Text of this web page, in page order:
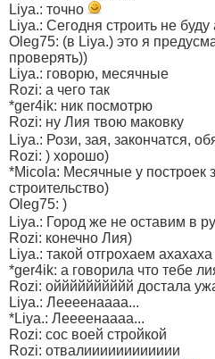
Liya.: точно
Liya.: Сегодня строить не буду
Oleg75: (в Liya.) это я
проверять))
Liya.: говорю, месячные
Rozi: а чего так
*ger4ik: ник посмотрю
Rozi: ну Лия твою маковку
Liya.: Рози, зая, закончатся,
Rozi: ) хорошо)
*Micola: Месячные у построек
строительство)
Oleg75: )
Liya.: Город же не оставим в
Rozi: конечно Лия)
Liya.: такой отгрохаем ахахаха
*ger4ik: а говорила что тебе
Rozi: ойййййййййй достала
Liya.: Леееенаааа...
*Liya.: Леееенаааа...
Rozi: сос воей стройкой
Rozi: отвалииииииииииии